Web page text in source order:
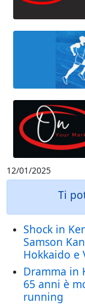
12/01/2025
Ti
Shock in
Samson
Hokkaido e
Dramma in
65 anni è
running